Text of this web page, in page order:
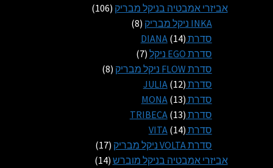
מוצרים
אביזרי אמבטיה בניקל מבריק 106
106
INKA ניקל מבריק 8
8
סדרת DIANA 14
14
מוצרים סדרת EGO ניקל 7
7
מוצרים
סדרת FLOW ניקל מבריק 8
8
סדרת JULIA 12
12
מוצרים סדרת MONA 13
13
מוצרים סדרת TRIBECA 13
13
מוצרים סדרת VITA 14
14
מוצרים סדרת VOLTA ניקל מבריק 17
17
מוצרים
אביזרי אמבטיה בניקל מוברש 14
14